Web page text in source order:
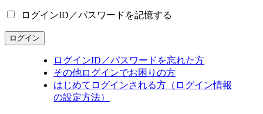
ログインID／パスワードを記憶する
ログイン
ログインID／パスワードを忘れた方
その他ログインでお困りの方
はじめてログインされる方（ログイン情報
の設定方法）